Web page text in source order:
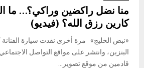
منا نضل راكضين وراكي؟… ما
كارين رزق الله؟ (فيديو)
«نبض الخليج» مرة أخرى نفدت سيارة
البنزين، وانتشر على مواقع التواصل
قادمين من موقع تصوير...